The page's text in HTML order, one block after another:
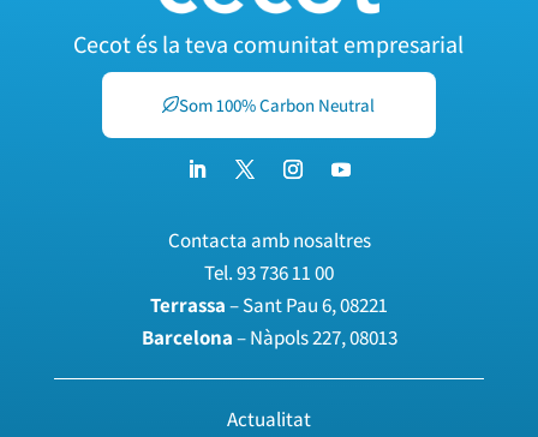
Cecot és la teva comunitat empresarial
Som 100% Carbon Neutral
Contacta amb nosaltres
Tel.93 736 11 00
Terrassa– Sant Pau 6, 08221
Barcelona– Nàpols 227, 08013
Actualitat